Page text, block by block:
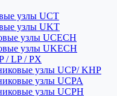
узлы UCT
узлы UKT
узлы UCECH
узлы UKECH
/ LP / PX
узлы UCP/ KHP
узлы UCPA
узлы UCPH